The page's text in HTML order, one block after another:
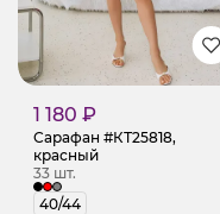
1 180 ₽
Сарафан #КТ25818,
красный
33 шт.
40/44